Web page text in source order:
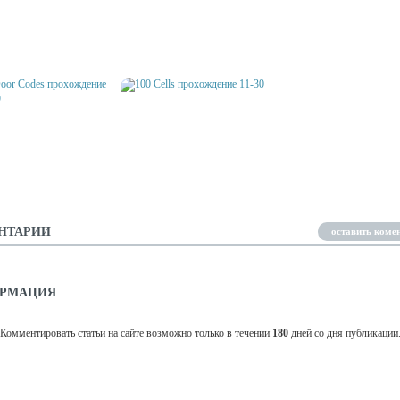
оставить
Комментировать статьи на сайте возможно только в течении 180дней со дня публикации.